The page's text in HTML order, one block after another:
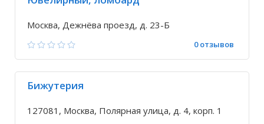
Москва, Дежнёва проезд, д. 23-Б
0 отзывов
Бижутерия
127081, Москва, Полярная улица, д. 4, корп. 1